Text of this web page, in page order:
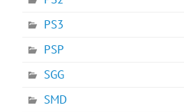
PS3
PSP
SGG
SMD